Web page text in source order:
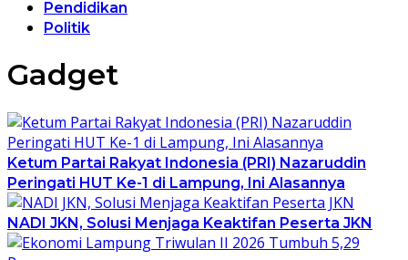
Pendidikan
Politik
Gadget
Ketum Partai Rakyat Indonesia (PRI) Nazaruddin
Peringati HUT Ke-1 di Lampung, Ini Alasannya
NADI JKN, Solusi Menjaga Keaktifan Peserta JKN